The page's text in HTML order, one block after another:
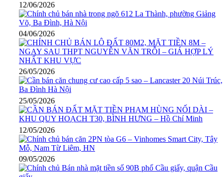
12/06/2026
04/06/2026
26/05/2026
25/05/2026
12/05/2026
09/05/2026